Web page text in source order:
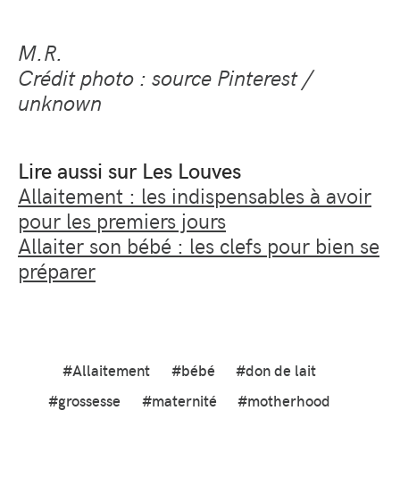
M.R.
Crédit photo : source Pinterest /
unknown
Lire aussi sur Les Louves
Allaitement : les indispensables à avoir
pour les premiers jours
Allaiter son bébé : les clefs pour bien se
préparer
#Allaitement #bébé
#don de lait
#grossesse
#maternité #motherhood